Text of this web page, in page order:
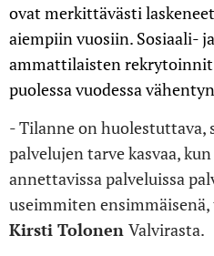
ovat merkittävästi
aiempiin vuosiin. Sosiaali-
ammattilaisten
puolessa vuodessa
- Tilanne on huolestuttava,
palvelujen tarve kasvaa,
annettavissa palveluissa
useimmiten
Kirsti Tolonen Valvirasta.